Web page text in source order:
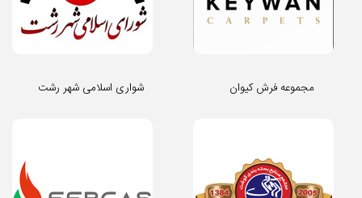
شواری اسلامی شهر رشت مجموعه فرش کیوان